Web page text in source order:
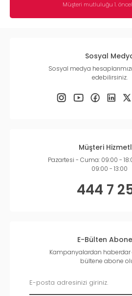
Müşteri mutluluğu 1.
Sosyal
Sosyal medya
edebilirsiniz.
Müşteri
Pazartesi - Cuma: 09:00 -
09:00 - 13:00
444 7
E-Bülten
Kampanyalardan
bültene abone